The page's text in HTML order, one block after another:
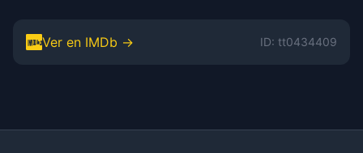
Ver en IMDb → ID: tt0434409